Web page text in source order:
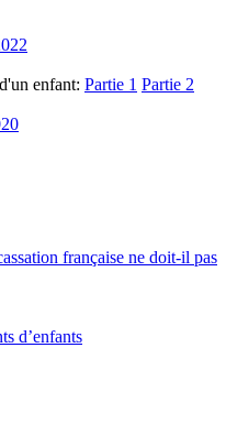
enfant: Partie 1 Partie 2
française ne doit-il pas
d’enfants